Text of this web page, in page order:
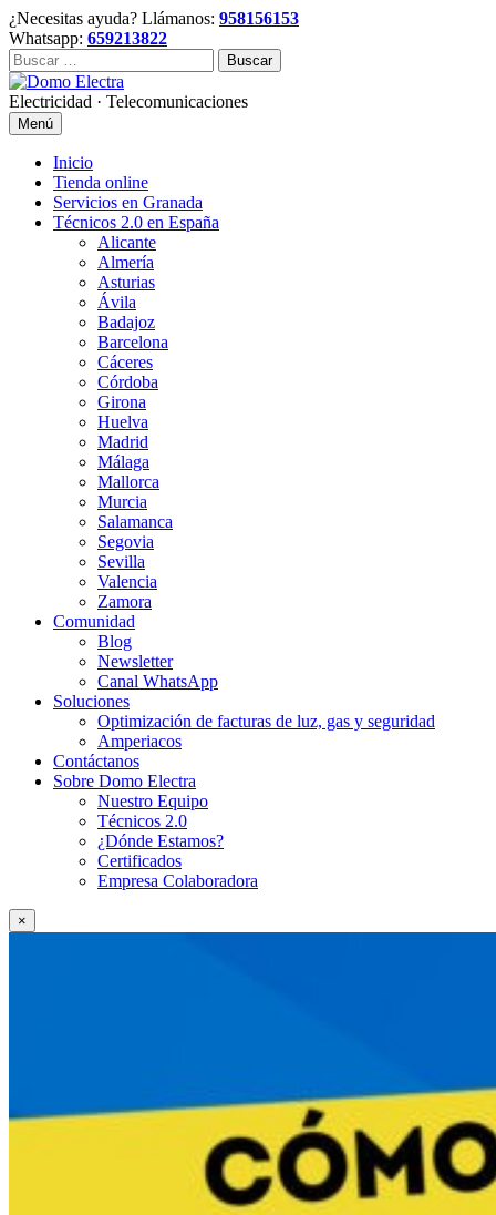
Skip
to
content
¿Necesitas ayuda? Llámanos: 958156153
Whatsapp: 659213822
Buscar:
Electricidad · Telecomunicaciones
Menú
Inicio
Tienda online
Servicios en Granada
Técnicos 2.0 en España
Alicante
Almería
Asturias
Ávila
Badajoz
Barcelona
Cáceres
Córdoba
Girona
Huelva
Madrid
Málaga
Mallorca
Murcia
Salamanca
Segovia
Sevilla
Valencia
Zamora
Comunidad
Blog
Newsletter
Canal WhatsApp
Soluciones
Optimización de facturas de luz, gas y seguridad
Amperiacos
Contáctanos
Sobre Domo Electra
Nuestro Equipo
Técnicos 2.0
¿Dónde Estamos?
Certificados
Empresa Colaboradora
×